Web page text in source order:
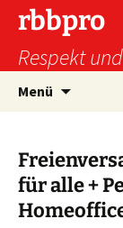
Zum
Inhalt
springen
rbbpro
Respekt
Menü
für alle +